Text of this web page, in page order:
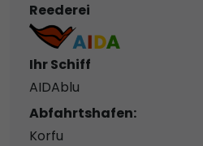
Reederei
Ihr Schiff
AIDAblu
Abfahrtshafen:
Korfu